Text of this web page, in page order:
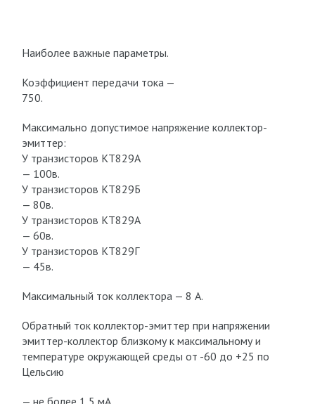
Наиболее важные параметры.
Коэффициент передачи тока —
750.
Максимально допустимое напряжение коллектор-
эмиттер:
У транзисторов КТ829А
— 100в.
У транзисторов КТ829Б
— 80в.
У транзисторов КТ829А
— 60в.
У транзисторов КТ829Г
— 45в.
Максимальный ток коллектора — 8 А.
Обратный ток коллектор-эмиттер при напряжении
эмиттер-коллектор близкому к максимальному и
температуре окружающей среды от -60 до +25 по
Цельсию
— не более 1,5 мА.